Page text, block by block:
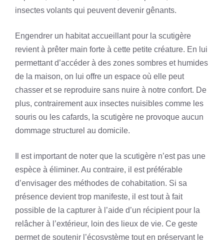
insectes volants qui peuvent devenir gênants.
Engendrer un habitat accueillant pour la scutigère
revient à prêter main forte à cette petite créature. En lui
permettant d’accéder à des zones sombres et humides
de la maison, on lui offre un espace où elle peut
chasser et se reproduire sans nuire à notre confort. De
plus, contrairement aux insectes nuisibles comme les
souris ou les cafards, la scutigère ne provoque aucun
dommage structurel au domicile.
Il est important de noter que la scutigère n’est pas une
espèce à éliminer. Au contraire, il est préférable
d’envisager des méthodes de cohabitation. Si sa
présence devient trop manifeste, il est tout à fait
possible de la capturer à l’aide d’un récipient pour la
relâcher à l’extérieur, loin des lieux de vie. Ce geste
permet de soutenir l’écosystème tout en préservant le